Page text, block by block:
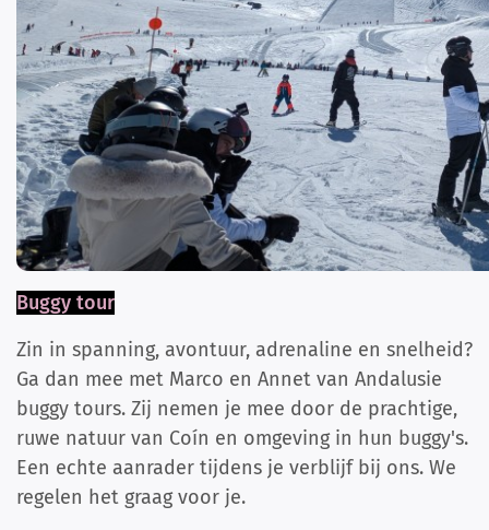
Buggy tour
Zin in spanning, avontuur, adrenaline en snelheid?
Ga dan mee met Marco en Annet van Andalusie
buggy tours. Zij nemen je mee door de prachtige,
ruwe natuur van Coín en omgeving in hun buggy's.
Een echte aanrader tijdens je verblijf bij ons. We
regelen het graag voor je.